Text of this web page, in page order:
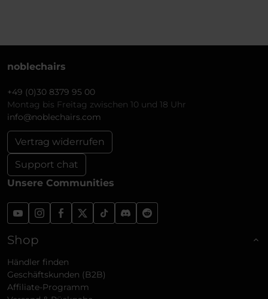
noblechairs
+49 (0)30 8379 95 00
Montag bis Freitag zwischen 10 und 18 Uhr
info@noblechairs.com
Vertrag widerrufen
Support chat
Unsere Communities
Shop
Händler finden
Geschäftskunden (B2B)
Affiliate-Programm